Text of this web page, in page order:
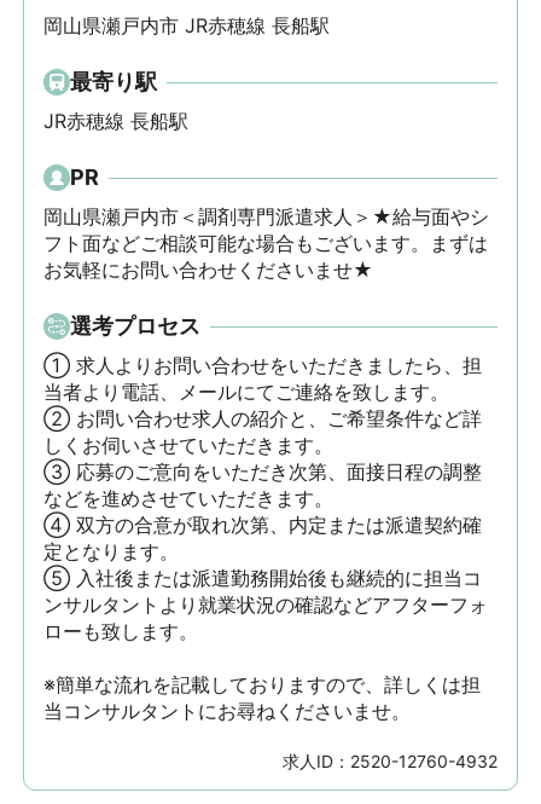
岡山県瀬戸内市 JR赤穂線 長船駅
最寄り駅
JR赤穂線 長船駅
PR
岡山県瀬戸内市＜調剤専門派遣求人＞★給与面やシ
フト面などご相談可能な場合もございます。まずは
お気軽にお問い合わせくださいませ★
選考プロセス
① 求人よりお問い合わせをいただきましたら、担
当者より電話、メールにてご連絡を致します。
② お問い合わせ求人の紹介と、ご希望条件など詳
しくお伺いさせていただきます。
③ 応募のご意向をいただき次第、面接日程の調整
などを進めさせていただきます。
④ 双方の合意が取れ次第、内定または派遣契約確
定となります。
⑤ 入社後または派遣勤務開始後も継続的に担当コ
ンサルタントより就業状況の確認などアフターフォ
ローも致します。
※簡単な流れを記載しておりますので、詳しくは担
当コンサルタントにお尋ねくださいませ。
求人ID： 2520-12760-4932